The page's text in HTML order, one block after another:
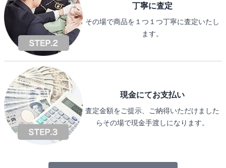
丁寧に査定
その場で商品を１つ１つ丁寧に査定いたし
ます。
現金にてお支払い
査定金額をご提示、ご納得いただけました
らその場で現金手渡しになります。